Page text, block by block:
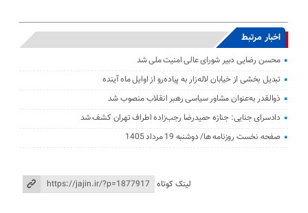
اخبار مرتبط
محسن رضایی دبیر شورای عالی امنیت ملی شد
تبدیل بخشی از خیابان لاله‌زار به پیاده‌رو از اوایل ماه آینده
ذوالقدر به‌عنوان مشاور سیاسی رهبر انقلاب منصوب شد
دادسرای جنایی: جنازه حمیدرضا رجب‌زاده اطراف تهران کشف شد
صفحه نخست روزنامه ها/ دوشنبه 19 مرداد 1405
لینک کوتاه